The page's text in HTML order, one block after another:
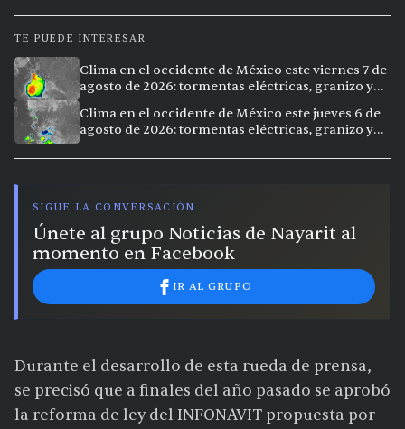
TE PUEDE INTERESAR
Clima en el occidente de México este viernes 7 de
agosto de 2026: tormentas eléctricas, granizo y
Clima en el occidente de México este jueves 6 de
agosto de 2026: tormentas eléctricas, granizo y
SIGUE LA CONVERSACIÓN
Únete al grupo Noticias de Nayarit al
momento en Facebook
IR AL GRUPO
Durante el desarrollo de esta rueda de prensa,
se precisó que a finales del año pasado se aprobó
la reforma de ley del INFONAVIT propuesta por